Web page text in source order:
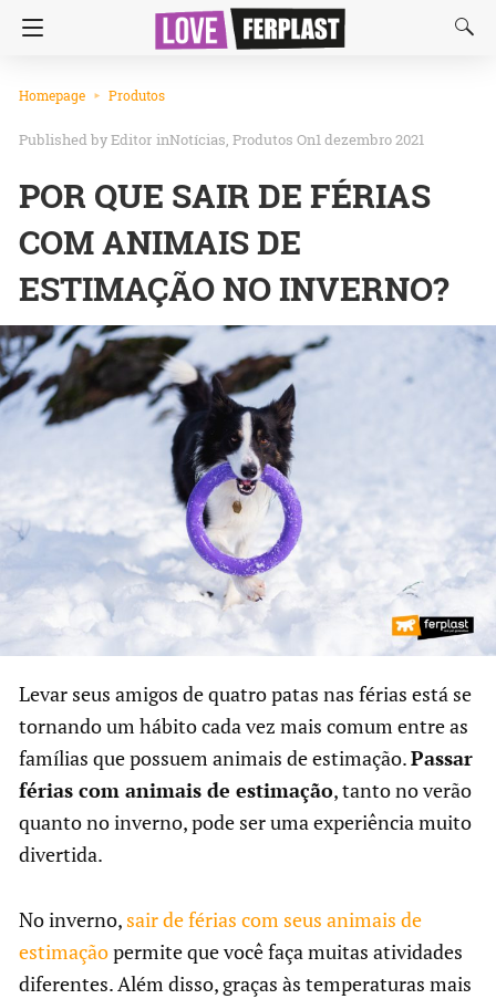
Homepage Produtos
Editor inNotícias Produtos On1 dezembro 2021
POR QUE SAIR DE FÉRIAS
COM ANIMAIS DE
ESTIMAÇÃO NO INVERNO?
Levar seus amigos de quatro patas nas férias está se
tornando um hábito cada vez mais comum entre as
famílias que possuem animais de estimação.Passar
férias com animais de estimação, tanto no verão
quanto no inverno, pode ser uma experiência muito
divertida.
No inverno, sair de férias com seus animais de
estimaçãopermite que você faça muitas atividades
diferentes. Além disso, graças às temperaturas mais